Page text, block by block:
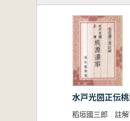
水戸光圀正伝
稻垣國三郎 註解